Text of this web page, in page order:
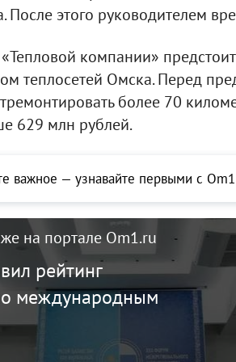
После этого руководителем
компании»
теплосетей Омска. Перед
более 70
629 млн рублей.
важное — узнавайте первыми с
на портале Om1.ru
рейтинг
международным